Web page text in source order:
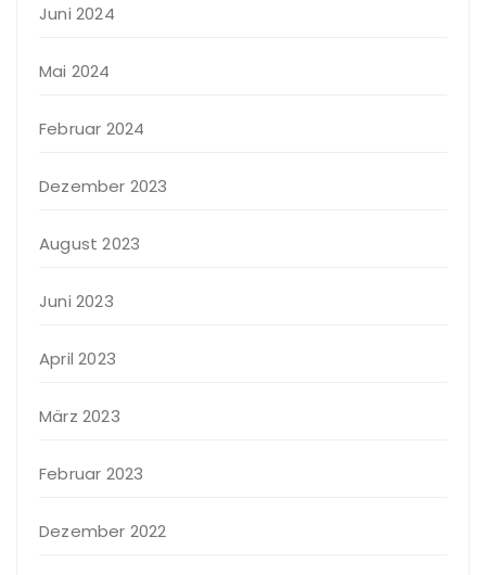
Juni 2024
Mai 2024
Februar 2024
Dezember 2023
August 2023
Juni 2023
April 2023
März 2023
Februar 2023
Dezember 2022